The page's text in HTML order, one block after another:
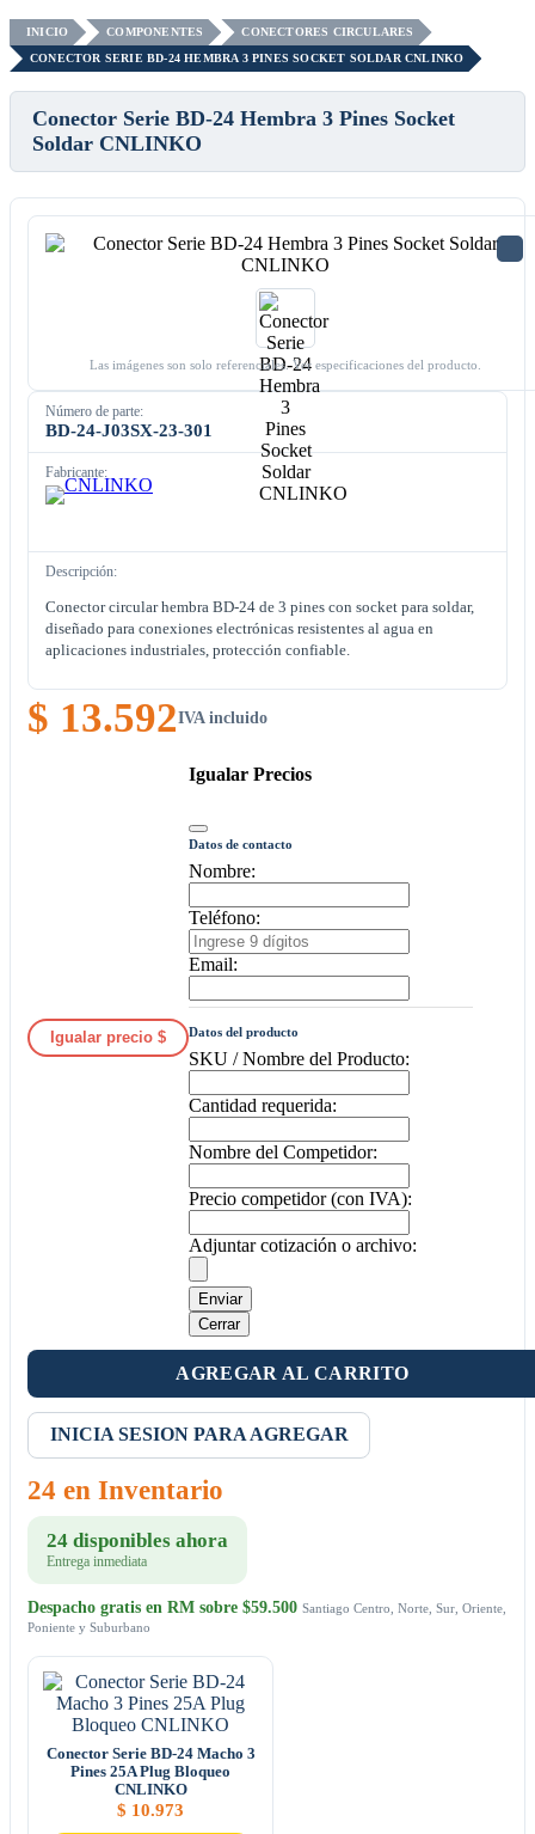
INICIO COMPONENTES
CONECTORES CIRCULARES
CONECTOR SERIE BD-24 HEMBRA 3 PINES SOCKET SOLDAR CNLINKO
Conector Serie BD-24 Hembra 3 Pines Socket
Soldar CNLINKO
Las imágenes son solo referenciales. Ver especificaciones del producto.
Número de parte:
BD-24-J03SX-23-301
Fabricante:
Descripción:
Conector circular hembra BD-24 de 3 pines con socket para soldar,
diseñado para conexiones electrónicas resistentes al agua en
aplicaciones industriales, protección confiable.
$ 13.592IVA incluido
Igualar precio $
Igualar Precios
Datos de contacto
Nombre:
Teléfono:
Email:
Datos del producto
SKU / Nombre del Producto:
Cantidad requerida:
Nombre del Competidor:
Precio competidor (con IVA):
Adjuntar cotización o archivo:
Enviar
Cerrar
AGREGAR AL CARRITO
INICIA SESION PARA AGREGAR
24 en Inventario
24 disponibles ahora
Entrega inmediata
Despacho gratis en RM sobre $59.500 Santiago Centro, Norte, Sur, Oriente,
Poniente y Suburbano
Conector Serie BD-24 Macho 3
Pines 25A Plug Bloqueo
CNLINKO
$ 10.973